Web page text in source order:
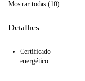
Mostrar todas (10)
Detalhes
Certificado
energético